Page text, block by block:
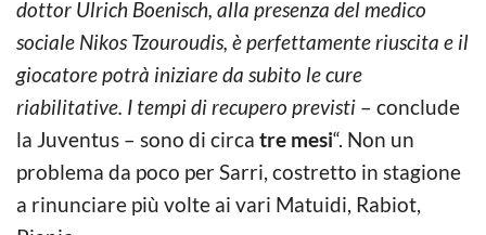
dottor Ulrich Boenisch, alla presenza del medico
sociale Nikos Tzouroudis, è perfettamente riuscita e il
giocatore potrà iniziare da subito le cure
riabilitative. I tempi di recupero previsti – conclude
la Juventus – sono di circa tre mesi“. Non un
problema da poco per Sarri, costretto in stagione
a rinunciare più volte ai vari Matuidi, Rabiot,